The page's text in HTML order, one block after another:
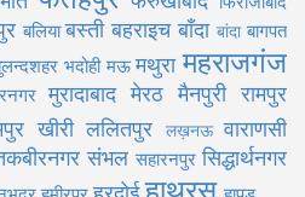
बलिया बस्ती बहराइच बाँदा बांदा बागपत
भदोही मऊ मथुरा महराजगंज
मुरादाबाद मेरठ मैनपुरी रामपुर
खीरी ललितपुर लख़नऊ वाराणसी
संभल सहारनपुर सिद्धार्थनगर